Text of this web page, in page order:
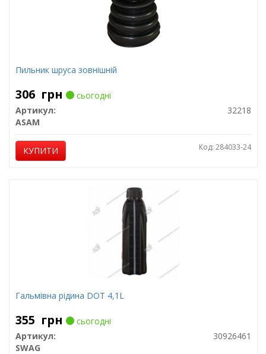
Пильник шруса зовнішній
306 грн
сьогодні
Артикул:
32218
ASAM
КУПИТИ Код: 284033-24
Гальмівна рідина DOT 4,1L
355 грн
сьогодні
Артикул:
30926461
SWAG